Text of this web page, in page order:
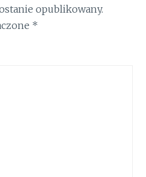
opublikowany.
*